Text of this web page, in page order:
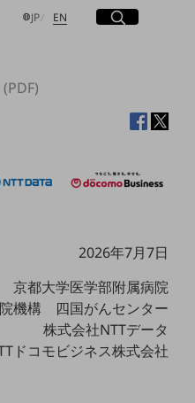
JP日本語
EN Englishサイト内検索
開く
ュー
の
検索する
(PDF)
2026年7月7日
京都大学医学部附属病院
機構 四国がんセンター
株式会社NTTデータ
ドコモビジネス株式会社